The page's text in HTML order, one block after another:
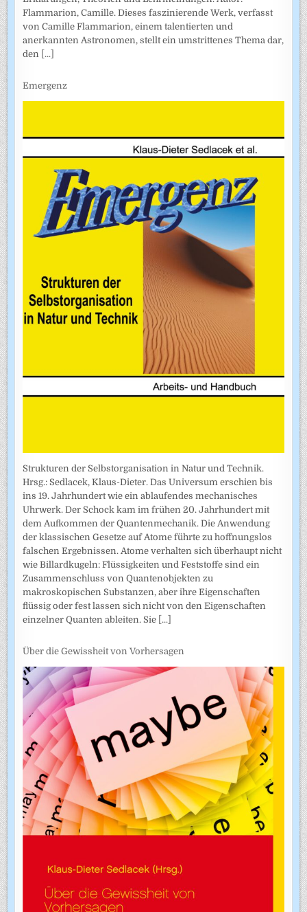
Flammarion, Camille. Dieses faszinierende Werk, verfasst
von Camille Flammarion, einem talentierten und
anerkannten Astronomen, stellt ein umstrittenes Thema dar,
den [...]
Emergenz
Strukturen der Selbstorganisation in Natur und Technik.
Hrsg.: Sedlacek, Klaus-Dieter. Das Universum erschien bis
ins 19. Jahrhundert wie ein ablaufendes mechanisches
Uhrwerk. Der Schock kam im frühen 20. Jahrhundert mit
dem Aufkommen der Quantenmechanik. Die Anwendung
der klassischen Gesetze auf Atome führte zu hoffnungslos
falschen Ergebnissen. Atome verhalten sich überhaupt nicht
wie Billardkugeln: Flüssigkeiten und Feststoffe sind ein
Zusammenschluss von Quantenobjekten zu
makroskopischen Substanzen, aber ihre Eigenschaften
flüssig oder fest lassen sich nicht von den Eigenschaften
einzelner Quanten ableiten. Sie [...]
Über die Gewissheit von Vorhersagen